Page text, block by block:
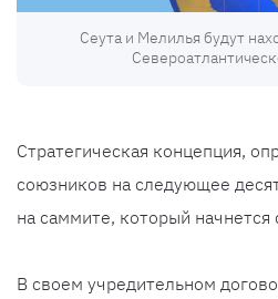
Сеута и Мелилья будут
Стратегическая концепция,
союзников на следующее
на саммите, который начнется
В своем учредительном